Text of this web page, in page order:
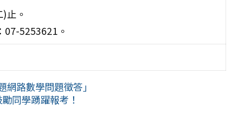
止。
07-5253621。
網路數學問題徵答」
同學踴躍報考！